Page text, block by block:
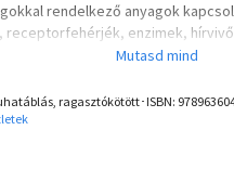
rendelkező anyagok
receptorfehérjék, enzimek,
a sejten belüli, egymással
hogy miért olyan gyakori betegség
vagy megoldásokat
ragasztókötött･ISBN: